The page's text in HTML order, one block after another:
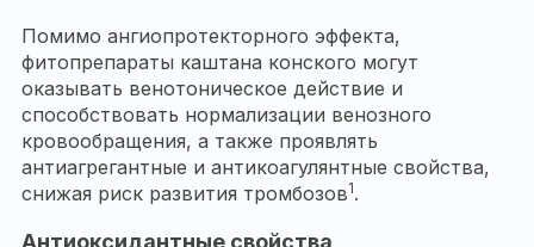
Помимо ангиопротекторного эффекта,
фитопрепараты каштана конского могут
оказывать венотоническое действие и
способствовать нормализации венозного
кровообращения, а также проявлять
антиагрегантные и антикоагулянтные свойства,
снижая риск развития тромбозов1.
Антиоксидантные свойства